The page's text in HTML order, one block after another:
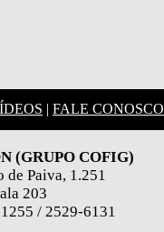
| FALE CONOSCO
(GRUPO COFIG)
de Paiva, 1.251
203
/ 2529-6131